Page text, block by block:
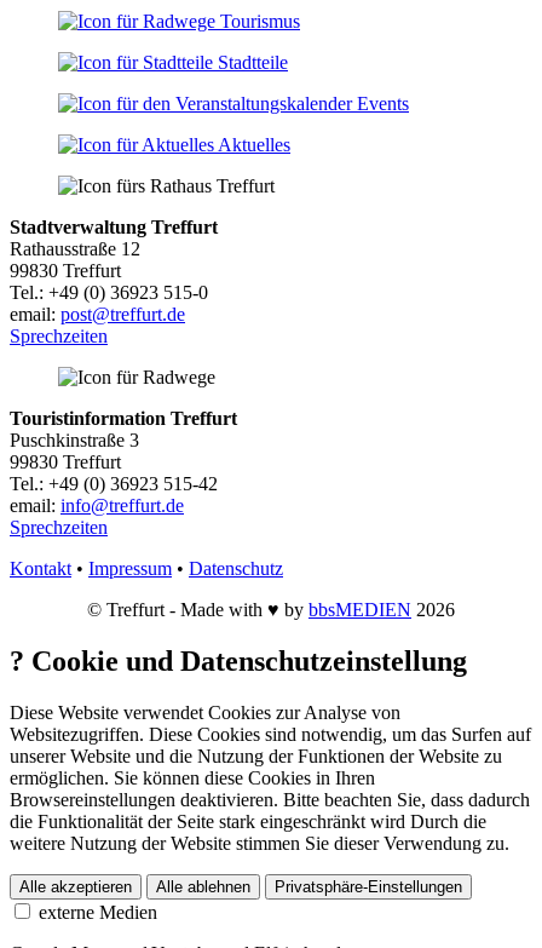
Tourismus
Stadtteile
Events
Aktuelles
Stadtverwaltung Treffurt
Rathausstraße 12
99830 Treffurt
Tel.: +49 (0) 36923 515-0
email: post@treffurt.de
Sprechzeiten
Touristinformation Treffurt
Puschkinstraße 3
99830 Treffurt
Tel.: +49 (0) 36923 515-42
email: info@treffurt.de
Sprechzeiten
Kontakt• Impressum • Datenschutz
© Treffurt - Made with ♥ by bbsMEDIEN 2026
? Cookie und Datenschutzeinstellung
Diese Website verwendet Cookies zur Analyse von
Websitezugriffen. Diese Cookies sind notwendig, um das Surfen auf
unserer Website und die Nutzung der Funktionen der Website zu
ermöglichen. Sie können diese Cookies in Ihren
Browsereinstellungen deaktivieren. Bitte beachten Sie, dass dadurch
die Funktionalität der Seite stark eingeschränkt wird Durch die
weitere Nutzung der Website stimmen Sie dieser Verwendung zu.
Alle akzeptieren Alle ablehnen Privatsphäre-Einstellungen
externe Medien